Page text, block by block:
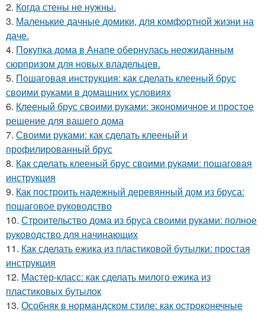
2. Когда стены не нужны.
3. Маленькие дачные домики, для комфортной жизни на
даче.
4. Покупка дома в Анапе обернулась неожиданным
сюрпризом для новых владельцев.
5. Пошаговая инструкция: как сделать клееный брус
своими руками в домашних условиях
6. Клееный брус своими руками: экономичное и простое
решение для вашего дома
7. Своими руками: как сделать клееный и
профилированный брус
8. Как сделать клееный брус своими руками: пошаговая
инструкция
9. Как построить надежный деревянный дом из бруса:
пошаговое руководство
10. Строительство дома из бруса своими руками: полное
руководство для начинающих
11. Как сделать ежика из пластиковой бутылки: простая
инструкция
12. Мастер-класс: как сделать милого ежика из
пластиковых бутылок
13. Особняк в нормандском стиле: как остроконечные